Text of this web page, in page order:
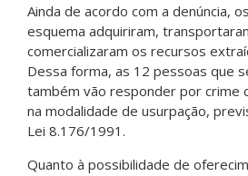
Ainda de acordo com a denúncia,
esquema adquiriram,
comercializaram os recursos
Dessa forma, as 12 pessoas que
também vão responder por crime
na modalidade de usurpação,
Lei 8.176/1991.
Quanto à possibilidade de